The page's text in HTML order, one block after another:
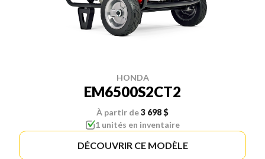
HONDA
EM6500S2CT2
À partir de3 698 $
1 unités en inventaire
DÉCOUVRIR CE MODÈLE